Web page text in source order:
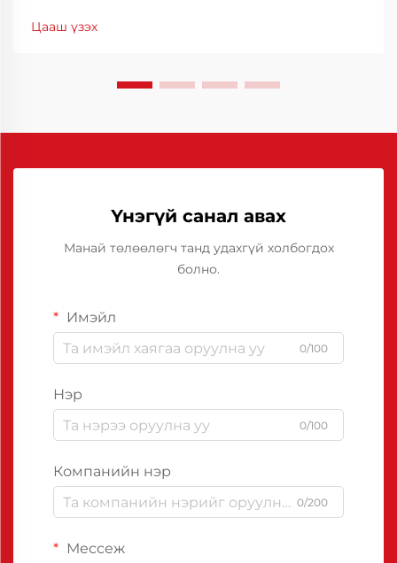
байдаг. Молдын ажиллагааг оновчлох нь циклийн
Цааш үзэх
Үнэгүй санал авах
Манай төлөөлөгч танд удахгүй холбогдох
болно.
Имэйл
0/100
Нэр
0/100
Компанийн нэр
0/200
Мессеж